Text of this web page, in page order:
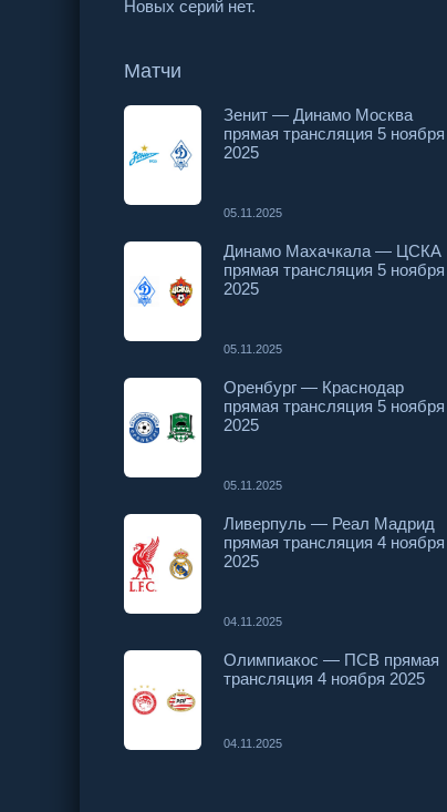
Новых серий нет.
Матчи
Зенит — Динамо Москва
прямая трансляция 5 ноября
2025
05.11.2025
Динамо Махачкала — ЦСКА
прямая трансляция 5 ноября
2025
05.11.2025
Оренбург — Краснодар
прямая трансляция 5 ноября
2025
05.11.2025
Ливерпуль — Реал Мадрид
прямая трансляция 4 ноября
2025
04.11.2025
Олимпиакос — ПСВ прямая
трансляция 4 ноября 2025
04.11.2025